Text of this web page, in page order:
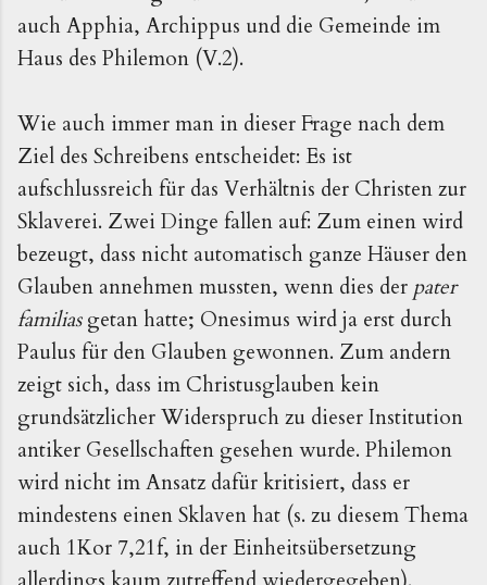
auch Apphia, Archippus und die Gemeinde im
Haus des Philemon (V.2).
Wie auch immer man in dieser Frage nach dem
Ziel des Schreibens entscheidet: Es ist
aufschlussreich für das Verhältnis der Christen zur
Sklaverei. Zwei Dinge fallen auf: Zum einen wird
bezeugt, dass nicht automatisch ganze Häuser den
Glauben annehmen mussten, wenn dies der pater
familiasgetan hatte; Onesimus wird ja erst durch
Paulus für den Glauben gewonnen. Zum andern
zeigt sich, dass im Christusglauben kein
grundsätzlicher Widerspruch zu dieser Institution
antiker Gesellschaften gesehen wurde. Philemon
wird nicht im Ansatz dafür kritisiert, dass er
mindestens einen Sklaven hat (s. zu diesem Thema
auch 1Kor 7,21f, in der Einheitsübersetzung